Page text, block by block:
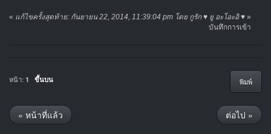
« แก้ไขครั้งสุดท้าย: กันยายน 22, 2014, 11:39:04 pm โดย กูรัก ♥ ยู อะโอะอิ ♥ »
บันทึกการเข้า
พิมพ์
หน้า: 1 ขึ้นบน
« หน้าที่แล้ว ต่อไป »